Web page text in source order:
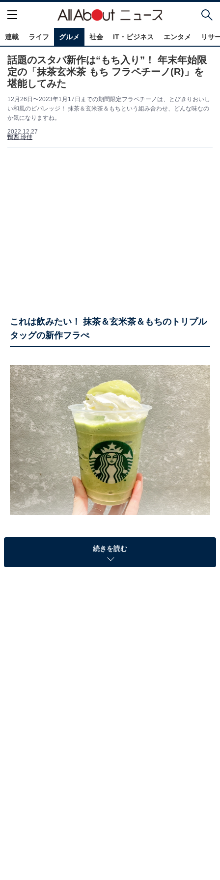
連載 ライフ グルメ 社会 IT・ビジネス エンタメ リサ
話題のスタバ新作は“もち入り”！ 年末年始限
定の「抹茶玄米茶 もち フラペチーノ(R)」を
堪能してみた
12月26日〜2023年1月17日までの期間限定フラペチーノは、とびきりおいし
い和風のビバレッジ！ 抹茶＆玄米茶＆もちという組み合わせ、どんな味なの
か気になりますね。
2022.12.27
鴨西 玲佳
これは飲みたい！ 抹茶＆玄米茶＆もちのトリプル
タッグの新作フラぺ
スターバックスにて、12月26日〜2023年1月17日までの
期間限定で販売される新作フラペチーノは、ぜいたくな
続きを読む